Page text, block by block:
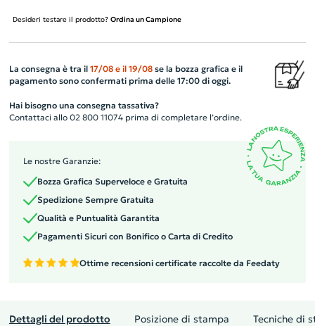
Desideri testare il prodotto? Ordina un Campione
La consegna è tra il 17/08 e il 19/08se la bozza grafica e il
pagamento sono confermati prima delle 17:00 di oggi.
Hai bisogno una consegna tassativa?
Contattaci allo 02 800 11074 prima di completare l’ordine.
Le nostre Garanzie:
Bozza Grafica Superveloce e Gratuita
Spedizione Sempre Gratuita
Qualità e Puntualità Garantita
Pagamenti Sicuri con Bonifico o Carta di Credito
Ottime recensioni certificate raccolte da Feedaty
Dettagli del prodotto Posizione di stampa Tecniche di